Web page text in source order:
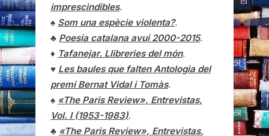
imprescindibles.
♠ Som una espècie violenta?.
♣ Poesia catalana avui 2000-2015.
♦ Tafanejar. Llibreries del món.
♥ Les baules que falten Antologia del
premi Bernat Vidal i Tomàs.
♠ «The Paris Review», Entrevistas,
Vol. I (1953-1983).
♣ «The Paris Review», Entrevistas,